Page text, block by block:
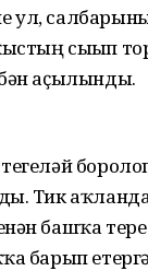
ул,
сығып
аҫылынды.
Тик
башҡа
барып